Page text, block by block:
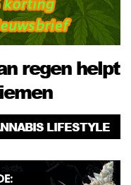
regen helpt
LIFESTYLE